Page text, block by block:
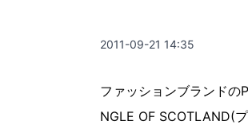
2011-09-21 14:35
ファッションブランドの
NGLE OF SCOTLAND(